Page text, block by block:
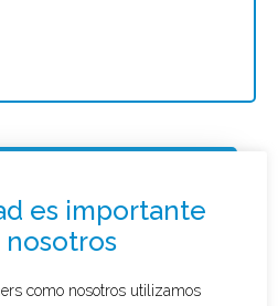
quieres investigar?